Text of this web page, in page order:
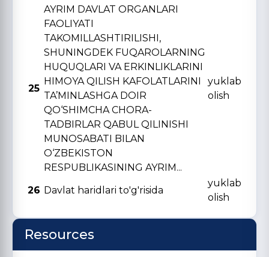
25
AYRIM DAVLAT ORGANLARI
FAOLIYATI
TAKOMILLASHTIRILISHI,
SHUNINGDЕK FUQAROLARNING
HUQUQLARI VA ERKINLIKLARINI
HIMOYA QILISH KAFOLATLARINI
TA’MINLASHGA DOIR
QO‘SHIMCHA CHORA-
TADBIRLAR QABUL QILINISHI
MUNOSABATI BILAN
O‘ZBЕKISTON
RЕSPUBLIKASINING AYRIM...
yuklab
olish
26 Davlat haridlari to'g'risida
yuklab
olish
Resources